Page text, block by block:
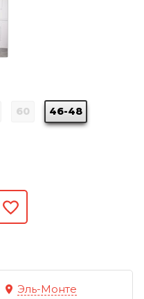
60 46-48
Эль-Монте